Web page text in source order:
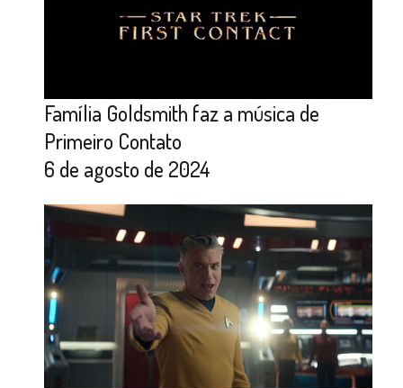
Família Goldsmith faz a música de
Primeiro Contato
6 de agosto de 2024